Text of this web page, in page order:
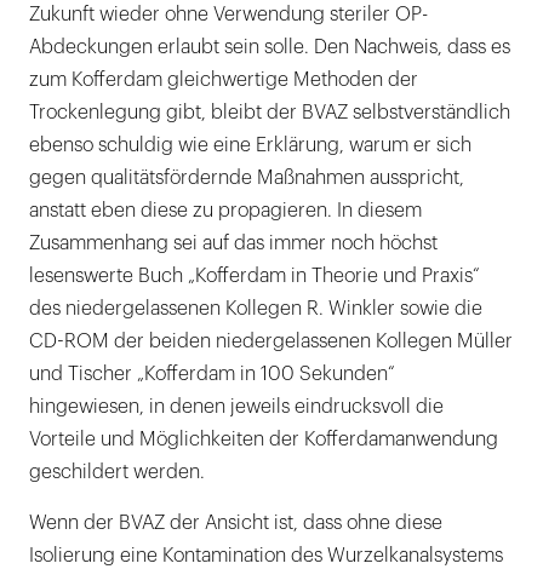
Zukunft wieder ohne Verwendung steriler OP-
Abdeckungen erlaubt sein solle. Den Nachweis, dass es
zum Kofferdam gleichwertige Methoden der
Trockenlegung gibt, bleibt der BVAZ selbstverständlich
ebenso schuldig wie eine Erklärung, warum er sich
gegen qualitätsfördernde Maßnahmen ausspricht,
anstatt eben diese zu propagieren. In diesem
Zusammenhang sei auf das immer noch höchst
lesenswerte Buch „Kofferdam in Theorie und Praxis“
des niedergelassenen Kollegen R. Winkler sowie die
CD-ROM der beiden niedergelassenen Kollegen Müller
und Tischer „Kofferdam in 100 Sekunden“
hingewiesen, in denen jeweils eindrucksvoll die
Vorteile und Möglichkeiten der Kofferdamanwendung
geschildert werden.
Wenn der BVAZ der Ansicht ist, dass ohne diese
Isolierung eine Kontamination des Wurzelkanalsystems